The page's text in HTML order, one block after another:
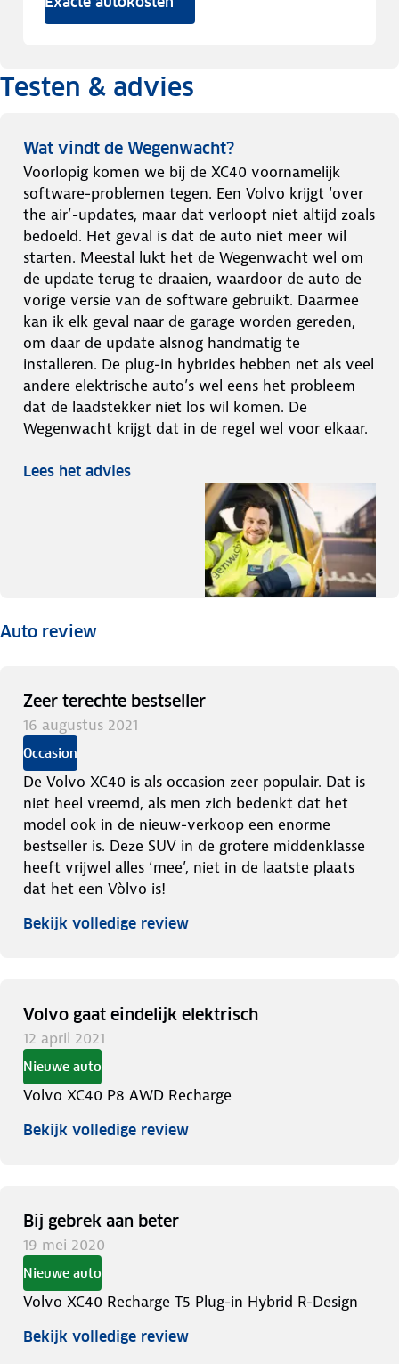
Testen & advies
Wat vindt de Wegenwacht?
Voorlopig komen we bij de XC40 voornamelijk
software-problemen tegen. Een Volvo krijgt ‘over
the air’-updates, maar dat verloopt niet altijd zoals
bedoeld. Het geval is dat de auto niet meer wil
starten. Meestal lukt het de Wegenwacht wel om
de update terug te draaien, waardoor de auto de
vorige versie van de software gebruikt. Daarmee
kan ik elk geval naar de garage worden gereden,
om daar de update alsnog handmatig te
installeren. De plug-in hybrides hebben net als veel
andere elektrische auto’s wel eens het probleem
dat de laadstekker niet los wil komen. De
Wegenwacht krijgt dat in de regel wel voor elkaar.
Lees het advies
Auto review
Zeer terechte bestseller
16 augustus 2021
Occasion
De Volvo XC40 is als occasion zeer populair. Dat is
niet heel vreemd, als men zich bedenkt dat het
model ook in de nieuw-verkoop een enorme
bestseller is. Deze SUV in de grotere middenklasse
heeft vrijwel alles ‘mee’, niet in de laatste plaats
dat het een Vòlvo is!
Bekijk volledige review
Volvo gaat eindelijk elektrisch
12 april 2021
Nieuwe auto
Volvo XC40 P8 AWD Recharge
Bekijk volledige review
Bij gebrek aan beter
19 mei 2020
Nieuwe auto
Volvo XC40 Recharge T5 Plug-in Hybrid R-Design
Bekijk volledige review